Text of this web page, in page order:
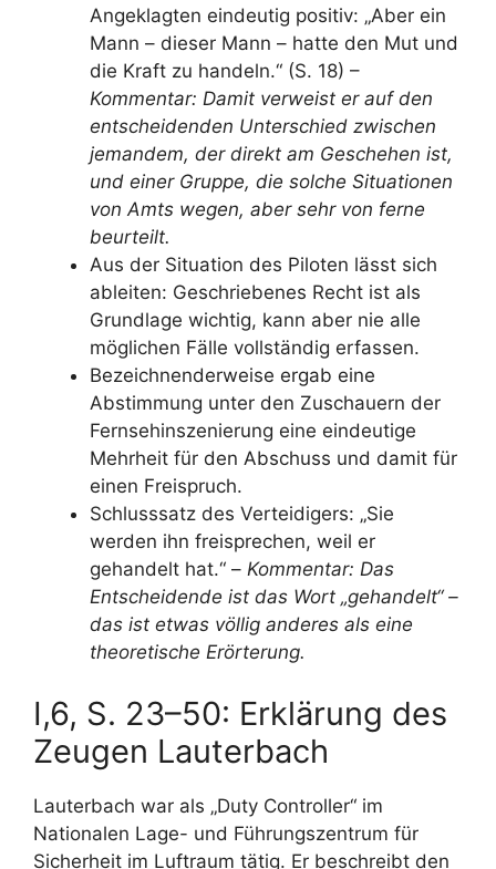
Angeklagten eindeutig positiv: „Aber ein
Mann – dieser Mann – hatte den Mut und
die Kraft zu handeln.“ (S. 18) –
Kommentar: Damit verweist er auf den
entscheidenden Unterschied zwischen
jemandem, der direkt am Geschehen ist,
und einer Gruppe, die solche Situationen
von Amts wegen, aber sehr von ferne
beurteilt.
Aus der Situation des Piloten lässt sich
ableiten: Geschriebenes Recht ist als
Grundlage wichtig, kann aber nie alle
möglichen Fälle vollständig erfassen.
Bezeichnenderweise ergab eine
Abstimmung unter den Zuschauern der
Fernsehinszenierung eine eindeutige
Mehrheit für den Abschuss und damit für
einen Freispruch.
Schlusssatz des Verteidigers: „Sie
werden ihn freisprechen, weil er
gehandelt hat.“ – Kommentar: Das
Entscheidende ist das Wort „gehandelt“ –
das ist etwas völlig anderes als eine
theoretische Erörterung.
I,6, S. 23–50: Erklärung des
Zeugen Lauterbach
Lauterbach war als „Duty Controller“ im
Nationalen Lage- und Führungszentrum für
Sicherheit im Luftraum tätig. Er beschreibt den